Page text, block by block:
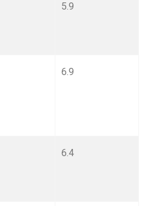
5.9
6.9
6.4